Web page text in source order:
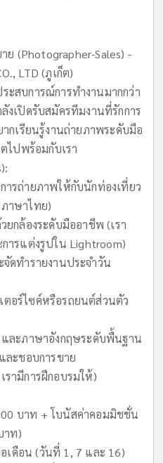
ย (Photographer-Sales) -
LTD (ภูเก็ต)
ะสบการณ์การทำงานมากกว่า
งเปิดรับสมัครทีมงานที่รักการ
กเรียนรู้งานถ่ายภาพระดับมือ
ไปพร้อมกับเรา
ารถ่ายภาพให้กับนักท่องเที่ยว
าษาไทย)
กล้องระดับมืออาชีพ (เรา
ารแต่งรูปใน Lightroom)
ดทำรายงานประจำวัน
อร์ไซค์หรือรถยนต์ส่วนตัว
ละภาษาอังกฤษระดับพื้นฐาน
ละชอบการขาย
ามีการฝึกอบรมให้)
บาท + โบนัสค่าคอมมิชชั่น
าท)
เดือน (วันที่ 1, 7 และ 16)